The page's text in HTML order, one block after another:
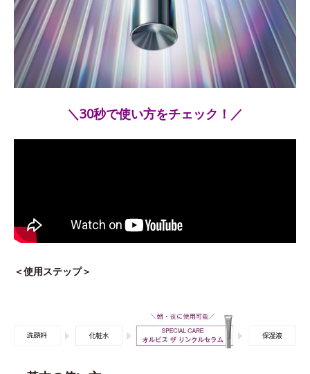
＼30秒で使い方をチェック！／
＜使用ステップ＞